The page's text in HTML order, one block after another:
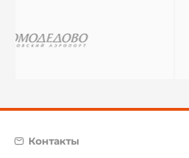
Контакты